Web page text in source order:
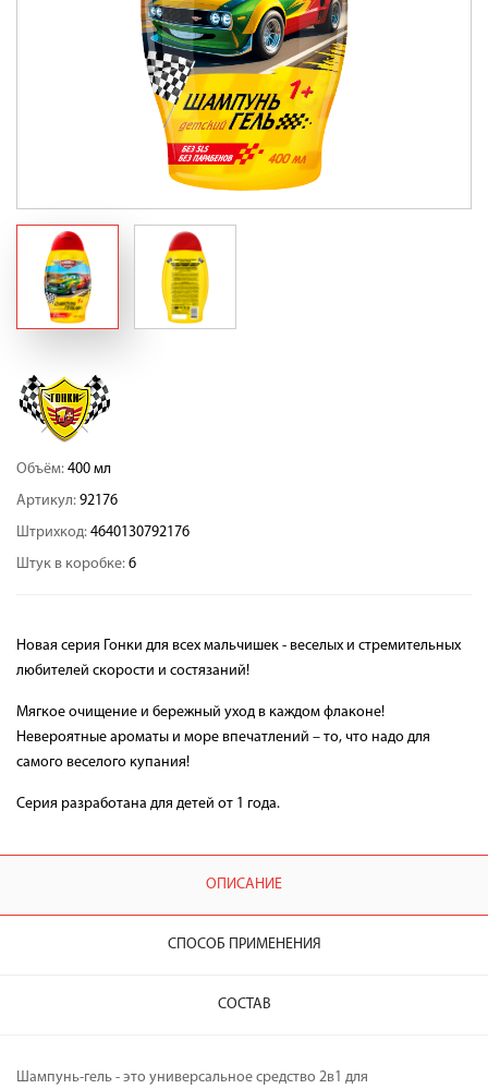
Объём: 400 мл
Артикул: 92176
Штрихкод: 4640130792176
Штук в коробке: 6
Новая серия Гонки для всех мальчишек - веселых и стремительных
любителей скорости и состязаний!
Мягкое очищение и бережный уход в каждом флаконе!
Невероятные ароматы и море впечатлений – то, что надо для
самого веселого купания!
Серия разработана для детей от 1 года.
ОПИСАНИЕ
СПОСОБ ПРИМЕНЕНИЯ
СОСТАВ
Шампунь-гель - это универсальное средство 2в1 для